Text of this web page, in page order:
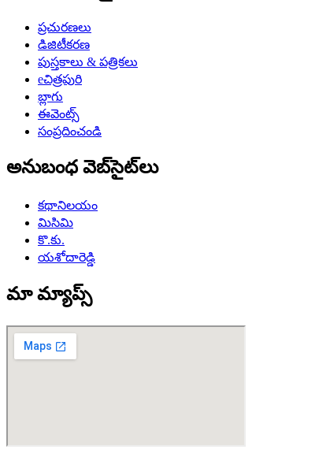
ప్రచురణలు
డిజిటీకరణ
పుస్తకాలు & పత్రికలు
eచిత్రపురి
బ్లాగు
ఈవెంట్స్
సంప్రదించండి
అనుబంధ వెబ్‌సైట్‌లు
కథానిలయం
మిసిమి
కొ.కు.
యశోదారెడ్డి
మా మ్యాప్స్